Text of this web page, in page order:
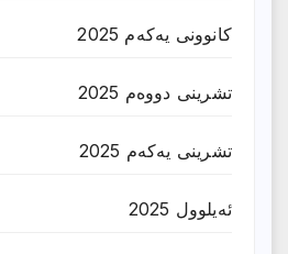
کانوونی یەکەم 2025
تشرینی دووەم 2025
تشرینی یەکەم 2025
ئەیلوول 2025